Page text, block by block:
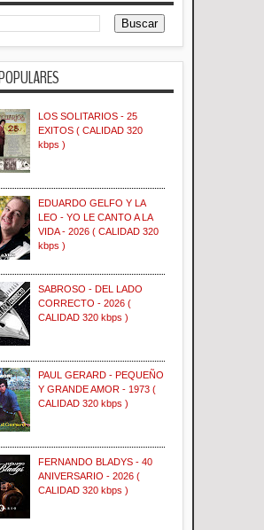
LOS SOLITARIOS - 25
EXITOS ( CALIDAD 320
kbps )
EDUARDO GELFO Y LA
LEO - YO LE CANTO A LA
VIDA - 2026 ( CALIDAD 320
kbps )
SABROSO - DEL LADO
CORRECTO - 2026 (
CALIDAD 320 kbps )
PAUL GERARD - PEQUEÑO
Y GRANDE AMOR - 1973 (
CALIDAD 320 kbps )
FERNANDO BLADYS - 40
ANIVERSARIO - 2026 (
CALIDAD 320 kbps )